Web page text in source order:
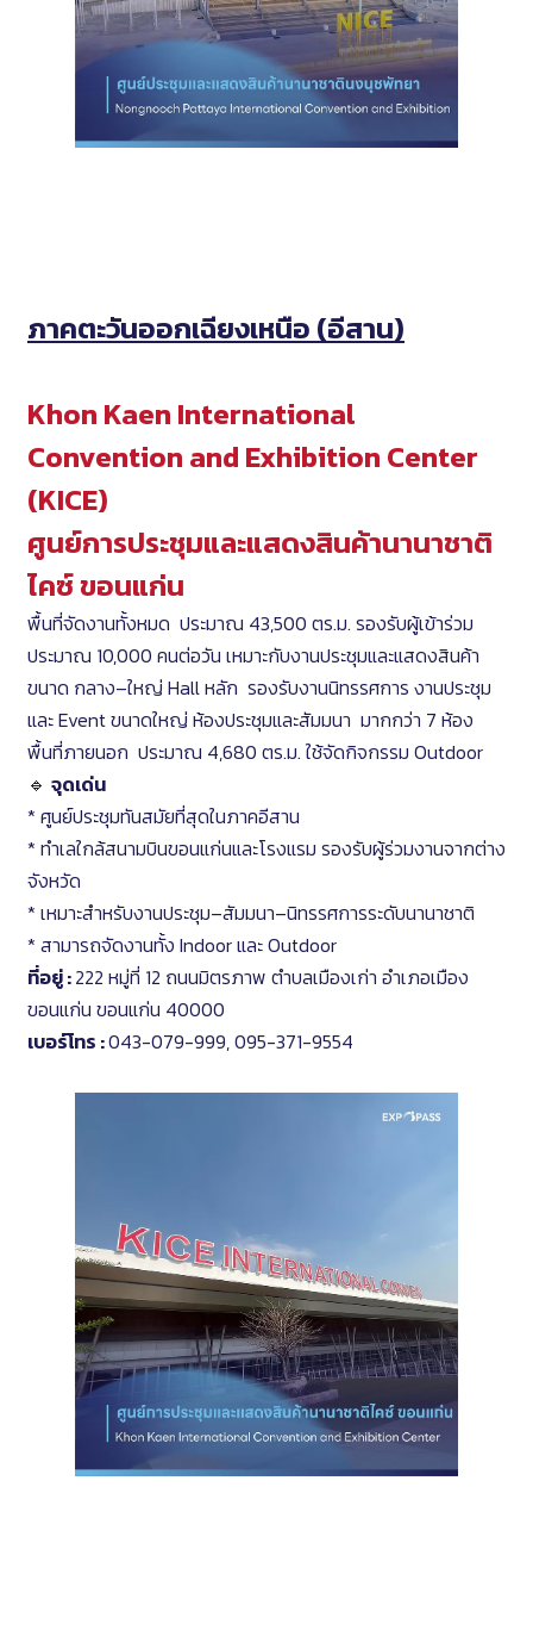
ภาคตะวันออกเฉียงเหนือ (อีสาน)
Khon Kaen International
Convention and Exhibition Center
(KICE)
ศูนย์การประชุมและแสดงสินค้านานาชาติ
ไคซ์ ขอนแก่น
พื้นที่จัดงานทั้งหมด ประมาณ 43,500 ตร.ม. รองรับผู้เข้าร่วม
ประมาณ 10,000 คนต่อวัน เหมาะกับงานประชุมและแสดงสินค้า
ขนาด กลาง–ใหญ่ Hall หลัก รองรับงานนิทรรศการ งานประชุม
และ Event ขนาดใหญ่ ห้องประชุมและสัมมนา มากกว่า 7 ห้อง
พื้นที่ภายนอก ประมาณ 4,680 ตร.ม. ใช้จัดกิจกรรม Outdoor
🔹 จุดเด่น
* ศูนย์ประชุมทันสมัยที่สุดในภาคอีสาน
* ทำเลใกล้สนามบินขอนแก่นและโรงแรม รองรับผู้ร่วมงานจากต่าง
จังหวัด
* เหมาะสำหรับงานประชุม–สัมมนา–นิทรรศการระดับนานาชาติ
* สามารถจัดงานทั้ง Indoor และ Outdoor
ที่อยู่ :222 หมู่ที่ 12 ถนนมิตรภาพ ตำบลเมืองเก่า อำเภอเมือง
ขอนแก่น ขอนแก่น 40000
เบอร์โทร :043-079-999, 095-371-9554